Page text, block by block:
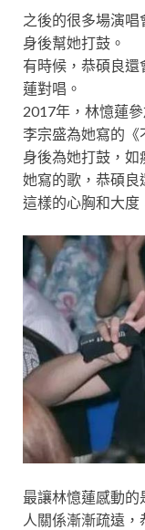
之後的很多場演
身後幫她打鼓。
有時候，恭碩良
蓮對唱。
2017年，林憶蓮
李宗盛為她寫的
身後為她打鼓，
她寫的歌，恭碩良
這樣的心胸和大度
最讓林憶蓮感動
人關係漸漸疏遠